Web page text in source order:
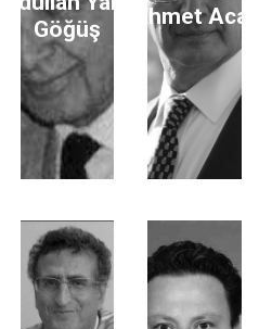
Göğüş
Ahmet Acar